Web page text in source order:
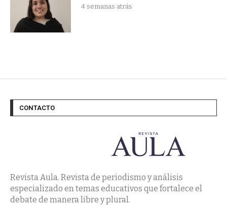
4 semanas atrás
CONTACTO
Revista Aula. Revista de periodismo y análisis
especializado en temas educativos que fortalece el
debate de manera libre y plural.